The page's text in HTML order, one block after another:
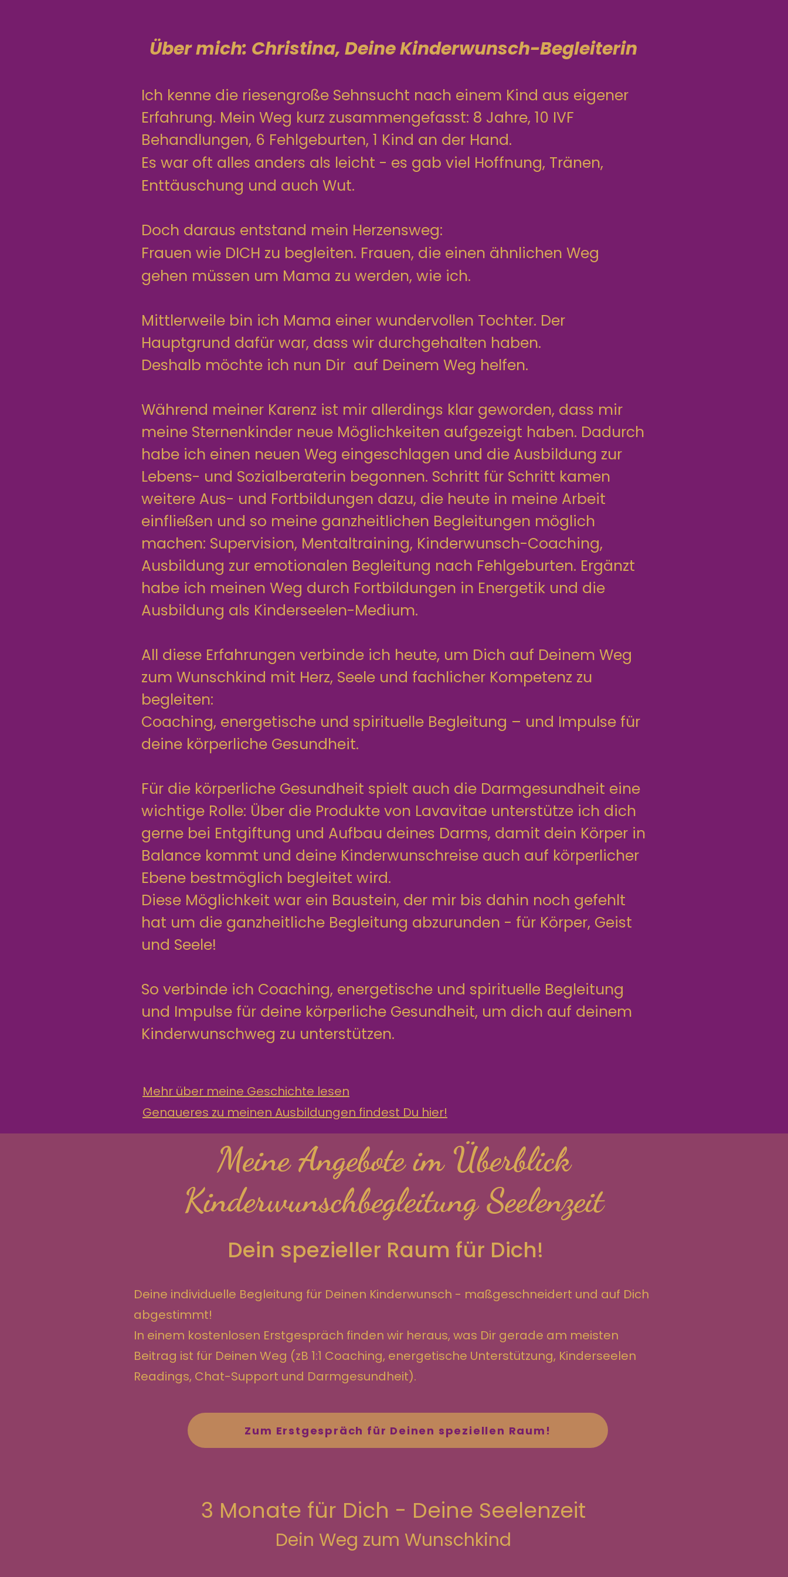
Über mich: Christina, Deine Kinderwunsch-Begleiterin
Ich kenne die riesengroße Sehnsucht nach einem Kind aus eigener
Erfahrung. Mein Weg kurz zusammengefasst: 8 Jahre, 10 IVF
Behandlungen, 6 Fehlgeburten, 1 Kind an der Hand.
Es war oft alles anders als leicht - es gab viel Hoffnung, Tränen,
Enttäuschung und auch Wut.
Doch daraus entstand mein Herzensweg:
Frauen wie DICH zu begleiten. Frauen, die einen ähnlichen Weg
gehen müssen um Mama zu werden, wie ich.
Mittlerweile bin ich Mama einer wundervollen Tochter. Der
Hauptgrund dafür war, dass wir durchgehalten haben.
Deshalb möchte ich nun Dir auf Deinem Weg helfen.
Während meiner Karenz ist mir allerdings klar geworden, dass mir
meine Sternenkinder neue Möglichkeiten aufgezeigt haben. Dadurch
habe ich einen neuen Weg eingeschlagen und die Ausbildung zur
Lebens- und Sozialberaterin begonnen. Schritt für Schritt kamen
weitere Aus- und Fortbildungen dazu, die heute in meine Arbeit
einfließen und so meine ganzheitlichen Begleitungen möglich
machen: Supervision, Mentaltraining, Kinderwunsch-Coaching,
Ausbildung zur emotionalen Begleitung nach Fehlgeburten. Ergänzt
habe ich meinen Weg durch Fortbildungen in Energetik und die
Ausbildung als Kinderseelen-Medium.
All diese Erfahrungen verbinde ich heute, um Dich auf Deinem Weg
zum Wunschkind mit Herz, Seele und fachlicher Kompetenz zu
begleiten:
Coaching, energetische und spirituelle Begleitung – und Impulse für
deine körperliche Gesundheit.
Für die körperliche Gesundheit spielt auch die Darmgesundheit eine
wichtige Rolle: Über die Produkte von Lavavitae unterstütze ich dich
gerne bei Entgiftung und Aufbau deines Darms, damit dein Körper in
Balance kommt und deine Kinderwunschreise auch auf körperlicher
Ebene bestmöglich begleitet wird.
Diese Möglichkeit war ein Baustein, der mir bis dahin noch gefehlt
hat um die ganzheitliche Begleitung abzurunden - für Körper, Geist
und Seele!
So verbinde ich Coaching, energetische und spirituelle Begleitung
und Impulse für deine körperliche Gesundheit, um dich auf deinem
Kinderwunschweg zu unterstützen.​​
Mehr über meine Geschichte lesen
Genaueres zu meinen Ausbildungen findest Du hier!
Meine Angebote im Überblick
Kinderwunschbegleitung Seelenzeit
Dein spezieller Raum für Dich!
Deine individuelle Begleitung für Deinen Kinderwunsch - maßgeschneidert und auf Dich
abgestimmt!
In einem kostenlosen Erstgespräch finden wir heraus, was Dir gerade am meisten
Beitrag ist für Deinen Weg (zB 1:1 Coaching, energetische Unterstützung, Kinderseelen
Readings, Chat-Support und Darmgesundheit).
Zum Erstgespräch für Deinen speziellen Raum!
3 Monate für Dich - Deine Seelenzeit
Dein Weg zum Wunschkind